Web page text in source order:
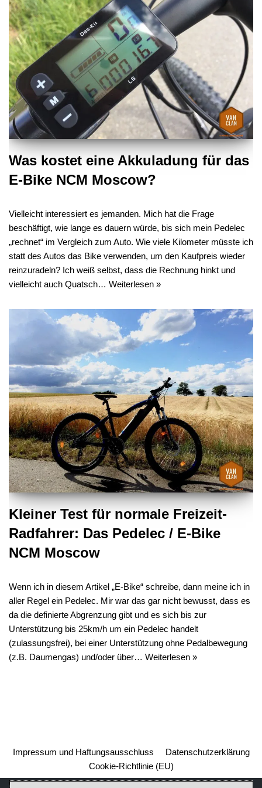
Was kostet eine Akkuladung für das
E-Bike NCM Moscow?
Vielleicht interessiert es jemanden. Mich hat die Frage
beschäftigt, wie lange es dauern würde, bis sich mein Pedelec
„rechnet“ im Vergleich zum Auto. Wie viele Kilometer müsste ich
statt des Autos das Bike verwenden, um den Kaufpreis wieder
reinzuradeln? Ich weiß selbst, dass die Rechnung hinkt und
vielleicht auch Quatsch… Weiterlesen »
Kleiner Test für normale Freizeit-
Radfahrer: Das Pedelec / E-Bike
NCM Moscow
Wenn ich in diesem Artikel „E-Bike“ schreibe, dann meine ich in
aller Regel ein Pedelec. Mir war das gar nicht bewusst, dass es
da die definierte Abgrenzung gibt und es sich bis zur
Unterstützung bis 25km/h um ein Pedelec handelt
(zulassungsfrei), bei einer Unterstützung ohne Pedalbewegung
(z.B. Daumengas) und/oder über… Weiterlesen »
Impressum und Haftungsausschluss
Datenschutzerklärung
Cookie-Richtlinie (EU)